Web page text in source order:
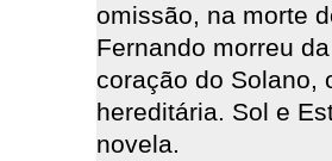
omissão, na morte
Fernando morreu
coração do Solano,
hereditária. Sol e
novela.